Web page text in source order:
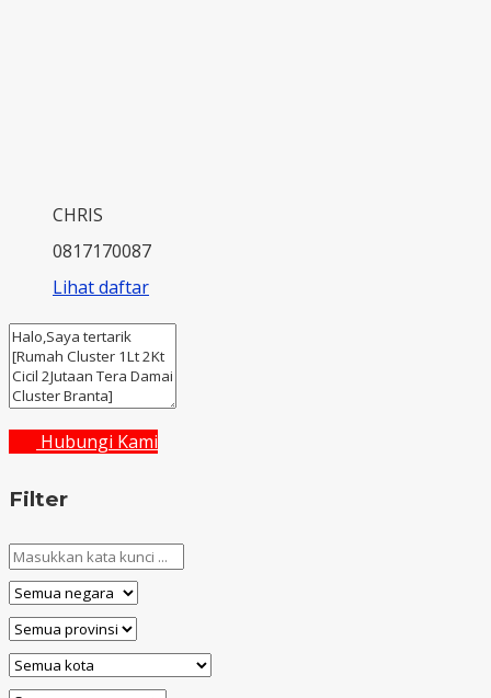
CHRIS
0817170087
Lihat daftar
Hubungi Kami
Filter